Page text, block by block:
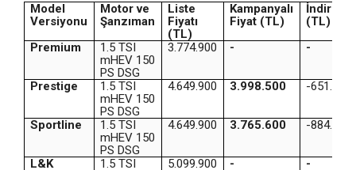
Model
Versiyonu
Motor ve
Şanzıman
Liste
Fiyatı
(TL)
Kampanyalı
Fiyat (TL)
İndirim
(TL)
Premium
1.5 TSI
mHEV 150
PS DSG
3.774.900 - -
Prestige
1.5 TSI
mHEV 150
PS DSG
4.649.900 3.998.500 -651.400
Sportline
1.5 TSI
mHEV 150
PS DSG
4.649.900 3.765.600 -884.300
L&K
1.5 TSI
5.099.900 - -